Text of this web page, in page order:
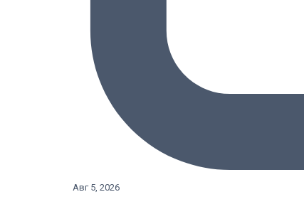
Авг 5, 2026